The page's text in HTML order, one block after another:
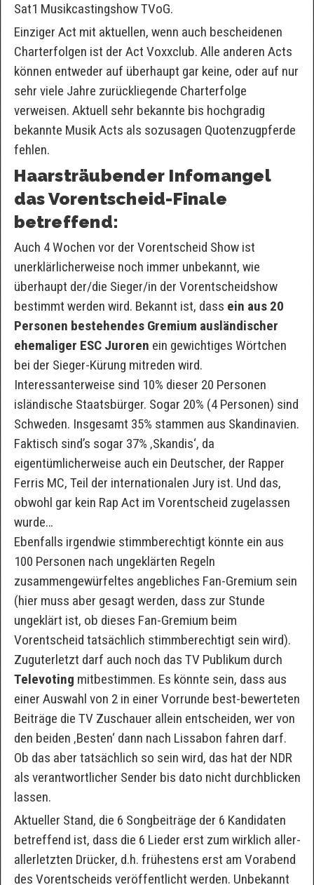
Sat1 Musikcastingshow TVoG.
Einziger Act mit aktuellen, wenn auch bescheidenen
Charterfolgen ist der Act Voxxclub. Alle anderen Acts
können entweder auf überhaupt gar keine, oder auf nur
sehr viele Jahre zurückliegende Charterfolge
verweisen. Aktuell sehr bekannte bis hochgradig
bekannte Musik Acts als sozusagen Quotenzugpferde
fehlen.
Haarsträubender Infomangel
das Vorentscheid-Finale
betreffend:
Auch 4 Wochen vor der Vorentscheid Show ist
unerklärlicherweise noch immer unbekannt, wie
überhaupt der/die Sieger/in der Vorentscheidshow
bestimmt werden wird. Bekannt ist, dass ein aus 20
Personen bestehendes Gremium ausländischer
ehemaliger ESC Juroren ein gewichtiges Wörtchen
bei der Sieger-Kürung mitreden wird.
Interessanterweise sind 10% dieser 20 Personen
isländische Staatsbürger. Sogar 20% (4 Personen) sind
Schweden. Insgesamt 35% stammen aus Skandinavien.
Faktisch sind’s sogar 37% ‚Skandis‘, da
eigentümlicherweise auch ein Deutscher, der Rapper
Ferris MC, Teil der internationalen Jury ist. Und das,
obwohl gar kein Rap Act im Vorentscheid zugelassen
wurde…
Ebenfalls irgendwie stimmberechtigt könnte ein aus
100 Personen nach ungeklärten Regeln
zusammengewürfeltes angebliches Fan-Gremium sein
(hier muss aber gesagt werden, dass zur Stunde
ungeklärt ist, ob dieses Fan-Gremium beim
Vorentscheid tatsächlich stimmberechtigt sein wird).
Zuguterletzt darf auch noch das TV Publikum durch
Televoting mitbestimmen. Es könnte sein, dass aus
einer Auswahl von 2 in einer Vorrunde best-bewerteten
Beiträge die TV Zuschauer allein entscheiden, wer von
den beiden ‚Besten‘ dann nach Lissabon fahren darf.
Ob das aber tatsächlich so sein wird, das hat der NDR
als verantwortlicher Sender bis dato nicht durchblicken
lassen.
Aktueller Stand, die 6 Songbeiträge der 6 Kandidaten
betreffend ist, dass die 6 Lieder erst zum wirklich aller-
allerletzten Drücker, d.h. frühestens erst am Vorabend
des Vorentscheids veröffentlicht werden. Unbekannt